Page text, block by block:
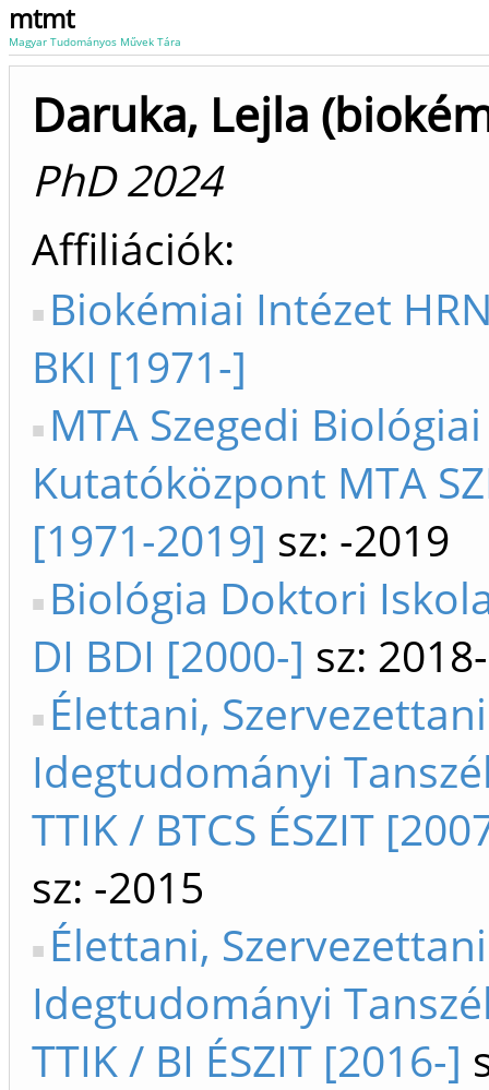
mtmt
Magyar Tudományos Művek Tára
Daruka, Lejla
PhD 2024
Affiliációk
Biokémiai Intézet
BKI [1971-]
MTA Szegedi Biológiai
Kutatóközpont MTA
[1971-2019] sz: -2019
Biológia Doktori
DI BDI [2000-] sz:
Élettani,
Idegtudományi
TTIK / BTCS ÉSZIT
sz: -2015
Élettani,
Idegtudományi
TTIK / BI ÉSZIT [2016-]